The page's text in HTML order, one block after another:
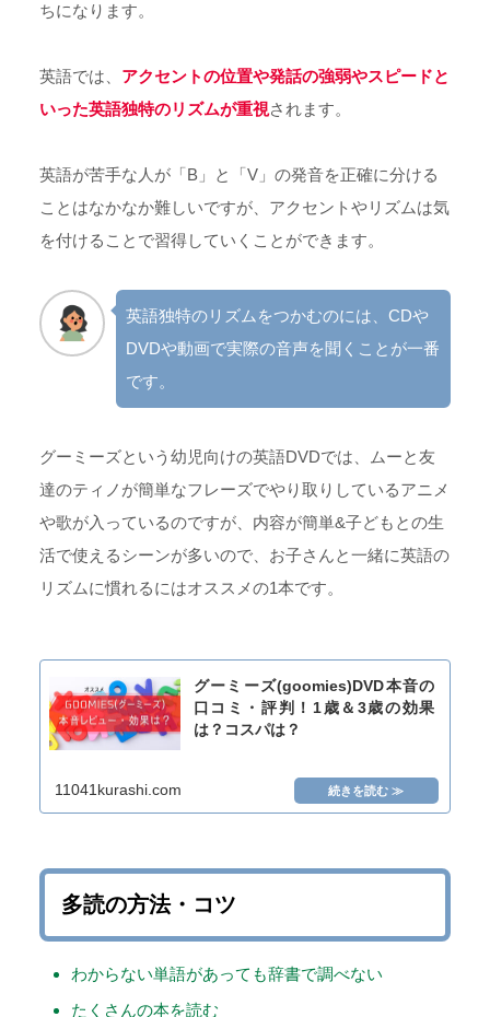
ちになります。
英語では、 アクセントの位置や発話の強弱やスピードと
いった英語独特のリズムが重視されます。
英語が苦手な人が「B」と「V」の発音を正確に分ける
ことはなかなか難しいですが、アクセントやリズムは気
を付けることで習得していくことができます。
英語独特のリズムをつかむのには、CDや
DVDや動画で実際の音声を聞くことが一番
です。
グーミーズという幼児向けの英語DVDでは、ムーと友
達のティノが簡単なフレーズでやり取りしているアニメ
や歌が入っているのですが、内容が簡単&子どもとの生
活で使えるシーンが多いので、お子さんと一緒に英語の
リズムに慣れるにはオススメの1本です。
グーミーズ(goomies)DVD本音の
口コミ・評判！1歳＆3歳の効果
は？コスパは？
11041kurashi.com
多読の方法・コツ
わからない単語があっても辞書で調べない
たくさんの本を読む